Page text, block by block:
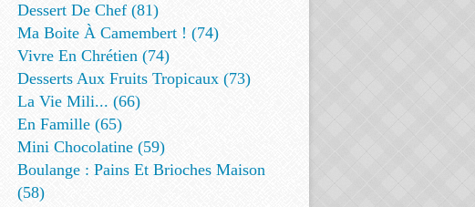
Dessert De Chef (81)
Ma Boite À Camembert ! (74)
Vivre En Chrétien (74)
Desserts Aux Fruits Tropicaux (73)
La Vie Mili... (66)
En Famille (65)
Mini Chocolatine (59)
Boulange : Pains Et Brioches Maison
(58)